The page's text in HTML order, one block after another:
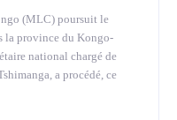
(MLC) poursuit le
la province du Kongo-
national chargé de
a procédé, ce